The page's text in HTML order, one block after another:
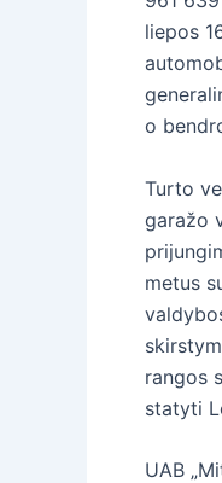
liepos
o
Turto
garažo
metus
rangos
statyti
UAB